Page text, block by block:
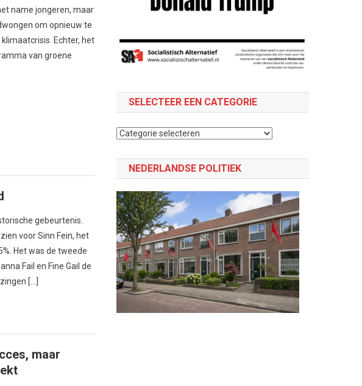
name jongeren, maar
om opnieuw te
Echter, het
van groene
gebeurtenis.
voor Sinn Fein, het
Het was de tweede
Fail en Fine Gail de
[…]
maar
SELECTEER EEN CATEGORIE
Selecteer
categorie
NEDERLANDSE POLITIEK